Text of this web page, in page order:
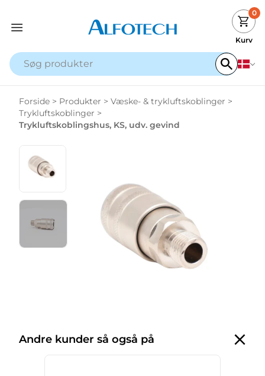
0
Kurv
Forside > Produkter > Væske- & trykluftskoblinger >
Trykluftskoblinger >
Trykluftskoblingshus, KS, udv. gevind
Andre kunder så også på